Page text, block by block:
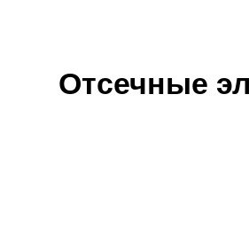
Отсечные